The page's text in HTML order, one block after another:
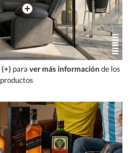
(+) para ver más información de los
productos